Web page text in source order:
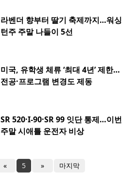
라벤더 향부터 딸기 축제까지…워싱
턴주 주말 나들이 5선
미국, 유학생 체류 ‘최대 4년’ 제한…
전공·프로그램 변경도 제동
SR 520·I-90·SR 99 잇단 통제…이번
주말 시애틀 운전자 비상
« 5 » 마지막